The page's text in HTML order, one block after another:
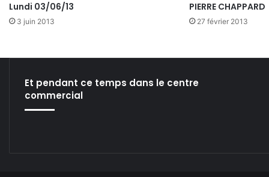
Lundi 03/06/13
3 juin 2013
PIERRE CHAPPARD
27 février 2013
Et pendant ce temps dans le centre
commercial